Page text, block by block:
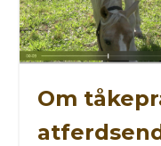
Om